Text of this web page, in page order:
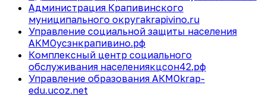
Администрация Крапивинского
муниципального округаkrapivino.ru
Управление социальной защиты населения
АКМОусзнкрапивино.рф
Комплексный центр социального
обслуживания населениякцсон42.рф
Управление образования АКМОkrap-
edu.ucoz.net